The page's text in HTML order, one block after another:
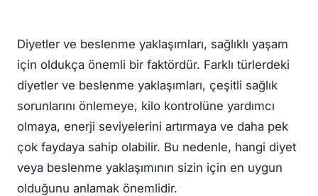
Diyetler ve beslenme yaklaşımları, sağlıklı yaşam
için oldukça önemli bir faktördür. Farklı türlerdeki
diyetler ve beslenme yaklaşımları, çeşitli sağlık
sorunlarını önlemeye, kilo kontrolüne yardımcı
olmaya, enerji seviyelerini artırmaya ve daha pek
çok faydaya sahip olabilir. Bu nedenle, hangi diyet
veya beslenme yaklaşımının sizin için en uygun
olduğunu anlamak önemlidir.